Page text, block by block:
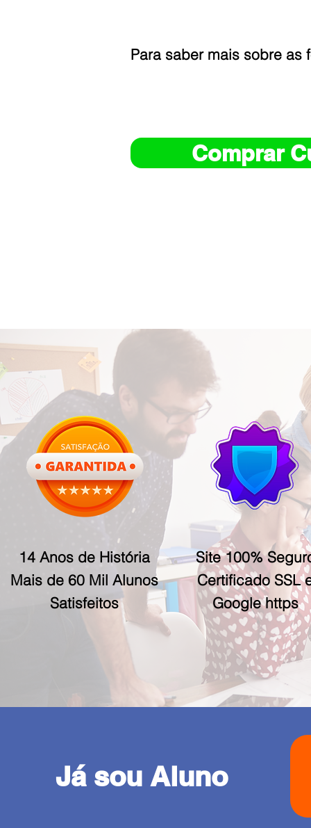
Para saber mais sobre
Comprar
14 Anos de História
Mais de 60 Mil Alunos
Satisfeitos
Site 100%
Certificado SSL
Google https
Já sou Aluno